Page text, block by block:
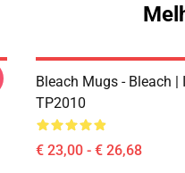
Bleach Mugs - Bleach |
TP2010
€ 23,00 - € 26,68